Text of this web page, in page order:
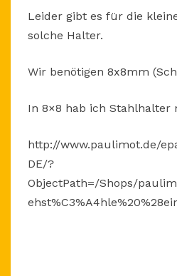
Leider gibt es für die
solche Halter.
Wir benötigen 8x8mm
In 8×8 hab ich Stahlhalter
http://www.paulimot.de/
DE/?
ObjectPath=/Shops/